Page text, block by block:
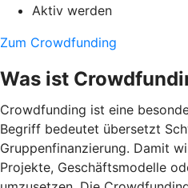
Aktiv werden
Zum Crowdfunding
Was ist
Crowdfunding ist eine
Begriff bedeutet übersetzt
Gruppenfinanzierung. Damit
Projekte, Geschäftsmodelle